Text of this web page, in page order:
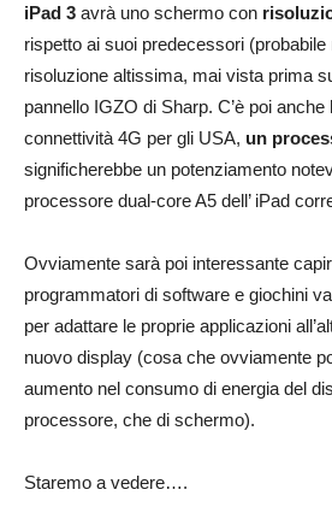
iPad 3 avrà uno schermo con
rispetto ai suoi predecessori
risoluzione altissima, mai vista prima
pannello IGZO di Sharp. C’è poi
connettività 4G per gli USA, un
significherebbe un potenziamento
processore dual-core A5 dell’ iPad
Ovviamente sarà poi interessante
programmatori di software e giochini
per adattare le proprie applicazioni
nuovo display (cosa che ovviamente
aumento nel consumo di energia del
processore, che di schermo).
Staremo a vedere….